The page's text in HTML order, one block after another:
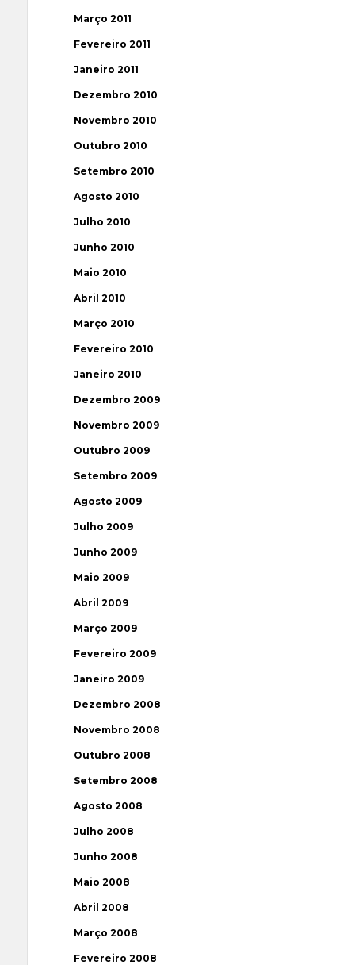
Março 2011
Fevereiro 2011
Janeiro 2011
Dezembro 2010
Novembro 2010
Outubro 2010
Setembro 2010
Agosto 2010
Julho 2010
Junho 2010
Maio 2010
Abril 2010
Março 2010
Fevereiro 2010
Janeiro 2010
Dezembro 2009
Novembro 2009
Outubro 2009
Setembro 2009
Agosto 2009
Julho 2009
Junho 2009
Maio 2009
Abril 2009
Março 2009
Fevereiro 2009
Janeiro 2009
Dezembro 2008
Novembro 2008
Outubro 2008
Setembro 2008
Agosto 2008
Julho 2008
Junho 2008
Maio 2008
Abril 2008
Março 2008
Fevereiro 2008